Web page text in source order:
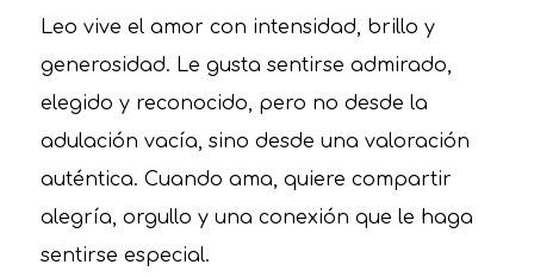
Leo vive el amor con intensidad, brillo y
generosidad. Le gusta sentirse admirado,
elegido y reconocido, pero no desde la
adulación vacía, sino desde una valoración
auténtica. Cuando ama, quiere compartir
alegría, orgullo y una conexión que le haga
sentirse especial.